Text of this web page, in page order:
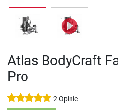
Atlas BodyCraft
Pro
2 Opinie